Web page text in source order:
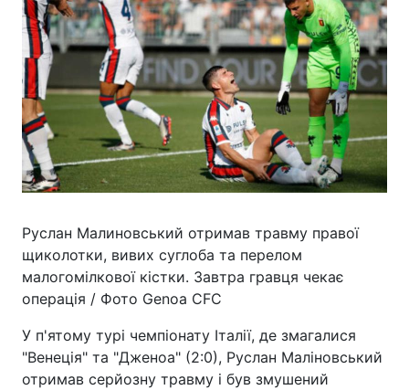
Руслан Малиновський отримав травму правої
щиколотки, вивих суглоба та перелом
малогомілкової кістки. Завтра гравця чекає
операція / Фото Genoa CFC
У п'ятому турі чемпіонату Італії, де змагалися
"Венеція" та "Дженоа" (2:0), Руслан Маліновський
отримав серйозну травму і був змушений